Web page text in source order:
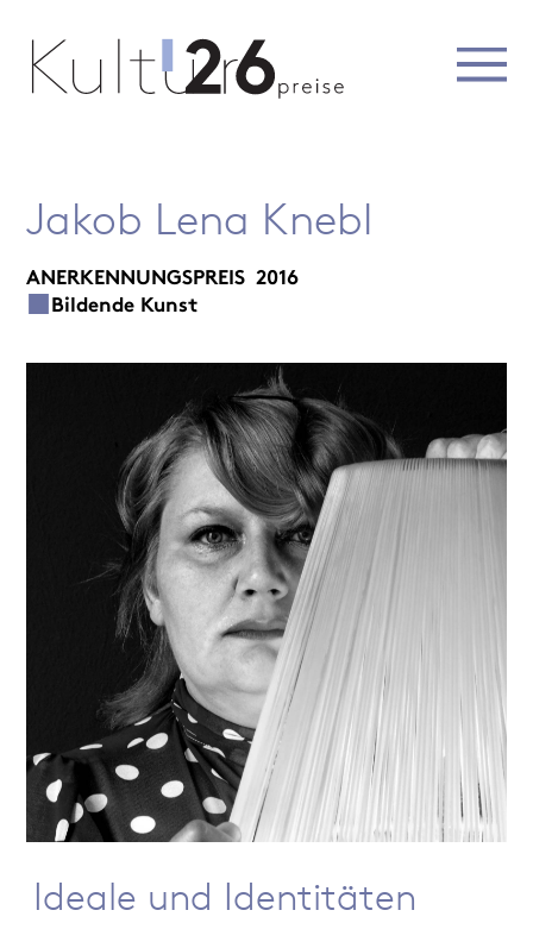
Jakob Lena Knebl
ANERKENNUNGSPREIS 2016
Bildende Kunst
Ideale und Identitäten